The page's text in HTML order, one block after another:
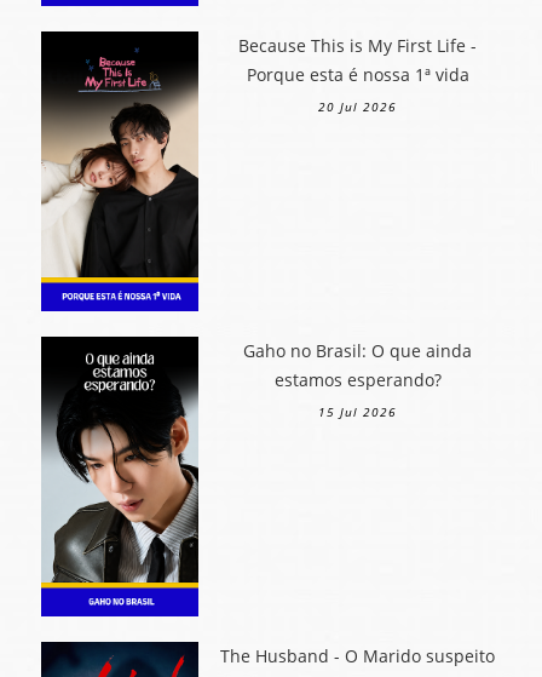
Because This is My First Life -
Porque esta é nossa 1ª vida
20 Jul 2026
Gaho no Brasil: O que ainda
estamos esperando?
15 Jul 2026
The Husband - O Marido suspeito